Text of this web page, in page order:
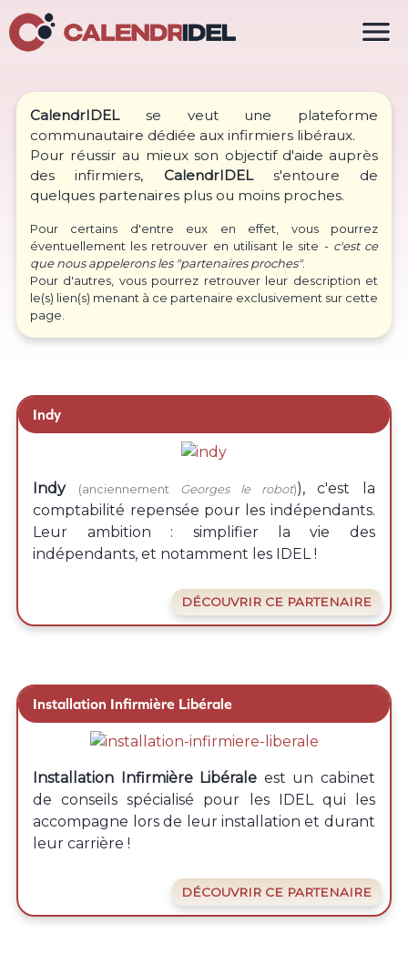
CalendrIDELse veut une plateforme
communautaire dédiée aux infirmiers libéraux.
Pour réussir au mieux son objectif d'aide auprès
des infirmiers, CalendrIDELs'entoure de
quelques partenaires plus ou moins proches.
Pour certains d'entre eux en effet, vous pourrez
éventuellement les retrouver en utilisant le site - c'est ce
que nous appelerons les "partenaires proches".
Pour d'autres, vous pourrez retrouver leur description et
le(s) lien(s) menant à ce partenaire exclusivement sur cette
page.
Indy
Indy (anciennement Georges le robot)), c'est la
comptabilité repensée pour les indépendants.
Leur ambition : simplifier la vie des
indépendants, et notamment les IDEL !
DÉCOUVRIR CE PARTENAIRE
Installation Infirmière Libérale
Installation Infirmière Libérale est un cabinet
de conseils spécialisé pour les IDEL qui les
accompagne lors de leur installation et durant
leur carrière !
DÉCOUVRIR CE PARTENAIRE
